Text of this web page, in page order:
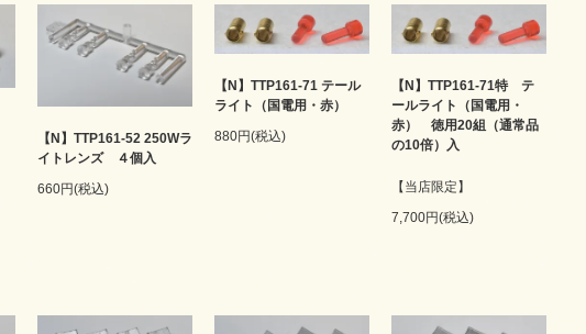
【N】TTP161-52 250Wラ
イトレンズ ４個入
660円(税込)
【N】TTP161-71 テール
ライト（国電用・赤）
880円(税込)
【N】TTP161-71特 テ
ールライト（国電用・
赤） 徳用20組（通常品
の10倍）入
【当店限定】
7,700円(税込)